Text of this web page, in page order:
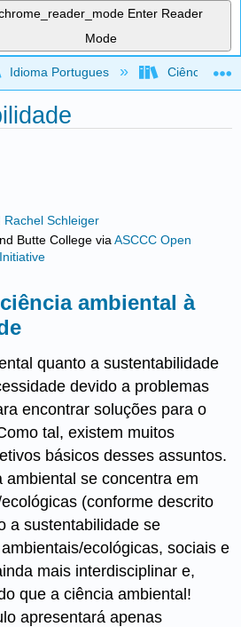
Enter Reader
Mode
global hierarchy
Idioma Portugues Ciência
Rachel Schleiger
Butte College viaASCCC Open
ambiental à
quanto a sustentabilidade
devido a problemas
encontrar soluções para o
tal, existem muitos
básicos desses assuntos.
ambiental se concentra em
(conforme descrito
a sustentabilidade se
ecológicas, sociais e
mais interdisciplinar e,
que a ciência ambiental!
apresentará apenas